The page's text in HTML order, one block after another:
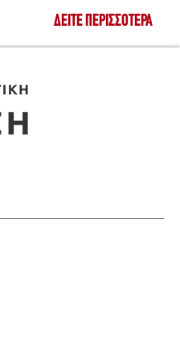
ΔΕΊΤΕ ΠΕΡΙΣΣΌΤΕΡΑ